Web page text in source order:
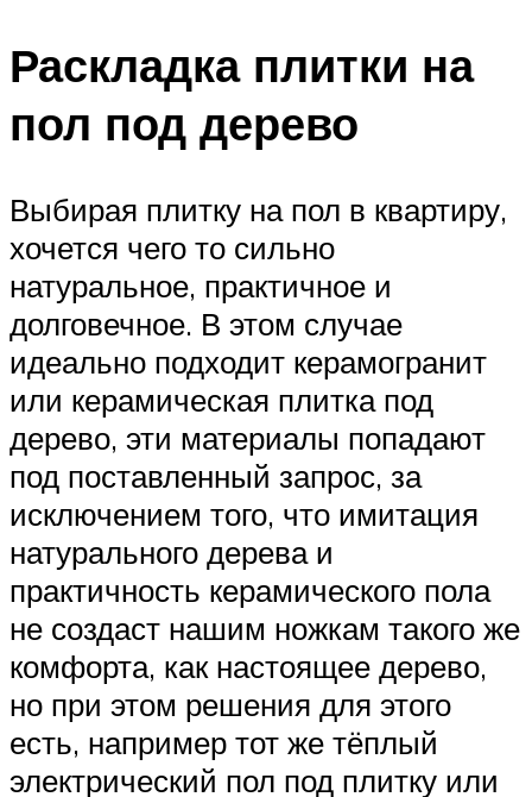
Раскладка плитки на
пол под дерево
Выбирая плитку на пол в квартиру,
хочется чего то сильно
натуральное, практичное и
долговечное. В этом случае
идеально подходит керамогранит
или керамическая плитка под
дерево, эти материалы попадают
под поставленный запрос, за
исключением того, что имитация
натурального дерева и
практичность керамического пола
не создаст нашим ножкам такого же
комфорта, как настоящее дерево,
но при этом решения для этого
есть, например тот же тёплый
электрический пол под плитку или